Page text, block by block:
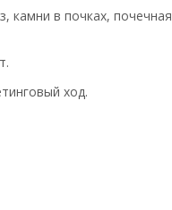
камни в почках, почечная
ход.